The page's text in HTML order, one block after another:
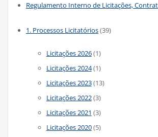
Regulamento Interno de Licitações,
1. Processos Licitatórios(39)
Licitações 2026(1)
Licitações 2024(1)
Licitações 2023(13)
Licitações 2022(3)
Licitações 2021 (3)
Licitações 2020(5)